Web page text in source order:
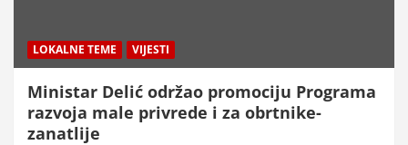
LOKALNE TEME VIJESTI
Ministar Delić održao promociju Programa
razvoja male privrede i za obrtnike-
zanatlije